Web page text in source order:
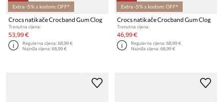
Extra -5% s kodom: OFF*
Crocs natikače Crocband Gum Clog
Trenutna cijena:
53,99 €
Regularna cijena:68,99 €
Najniža cijena:68,99 €
Extra -5% s kodom: OFF*
Crocs natikače Crocband Gum Clog
Trenutna cijena:
46,99 €
Regularna cijena:68,99 €
Najniža cijena:68,99 €